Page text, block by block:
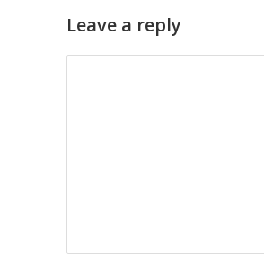
Leave a reply